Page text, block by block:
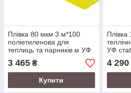
Плівка 80 мкм 3 м*100
поліетиленова для
теплиць та парників м УФ
стабілізована 12 міс.
Виробництво Кременчуг
3 465 ₴
Купити
УФ
4 290